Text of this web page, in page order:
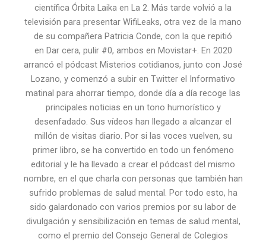
científica Órbita Laika en La 2. Más tarde volvió a la
televisión para presentar WifiLeaks, otra vez de la mano
de su compañera Patricia Conde, con la que repitió
en Dar cera, pulir #0, ambos en Movistar+. En 2020
arrancó el pódcast Misterios cotidianos, junto con José
Lozano, y comenzó a subir en Twitter el Informativo
matinal para ahorrar tiempo, donde día a día recoge las
principales noticias en un tono humorístico y
desenfadado. Sus vídeos han llegado a alcanzar el
millón de visitas diario. Por si las voces vuelven, su
primer libro, se ha convertido en todo un fenómeno
editorial y le ha llevado a crear el pódcast del mismo
nombre, en el que charla con personas que también han
sufrido problemas de salud mental. Por todo esto, ha
sido galardonado con varios premios por su labor de
divulgación y sensibilización en temas de salud mental,
como el premio del Consejo General de Colegios